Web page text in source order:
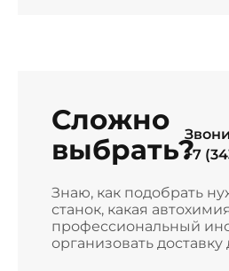
Сложно
выбрать?+7
Знаю, как подобрать
станок, какая
профессиональный
организовать